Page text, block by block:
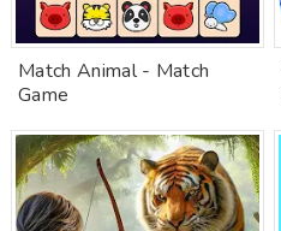
Match Animal - Match
Game